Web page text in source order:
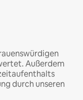
Außerdem
durch unseren